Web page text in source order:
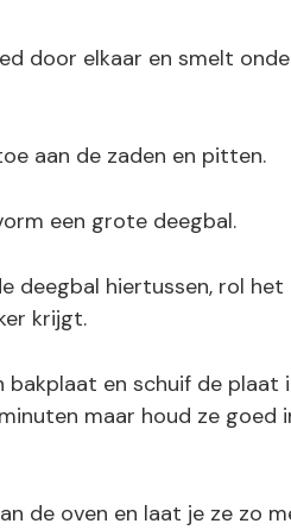
door elkaar en smelt
aan de zaden en pitten.
een grote deegbal.
deegbal hiertussen, rol
krijgt.
en schuif de plaat
maar houd ze goed
de oven en laat je ze zo